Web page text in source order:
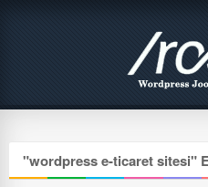
"wordpress e-ticaret sitesi"